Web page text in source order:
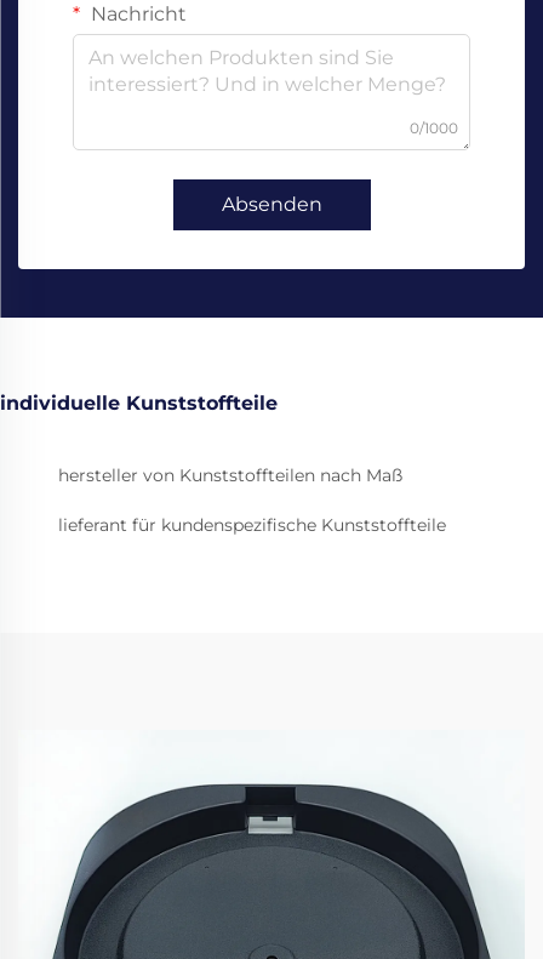
Nachricht
0/1000
Absenden
individuelle Kunststoffteile
hersteller von Kunststoffteilen nach Maß
lieferant für kundenspezifische Kunststoffteile